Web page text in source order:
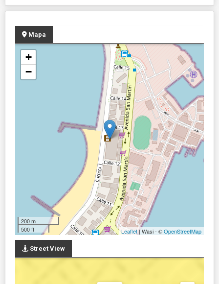
Mapa
+
−
200 m
500 ft
Leaflet| Wasi - ©OpenStreetMap
Street View